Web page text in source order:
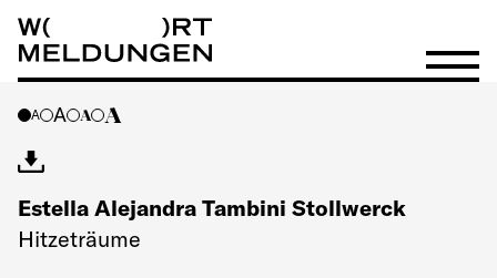
Wortmeldungen
A A A A
Estella Alejandra Tambini Stollwerck
Hitzeträume